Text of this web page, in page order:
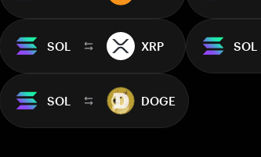
SOL XRP SOL
SOL DOGE